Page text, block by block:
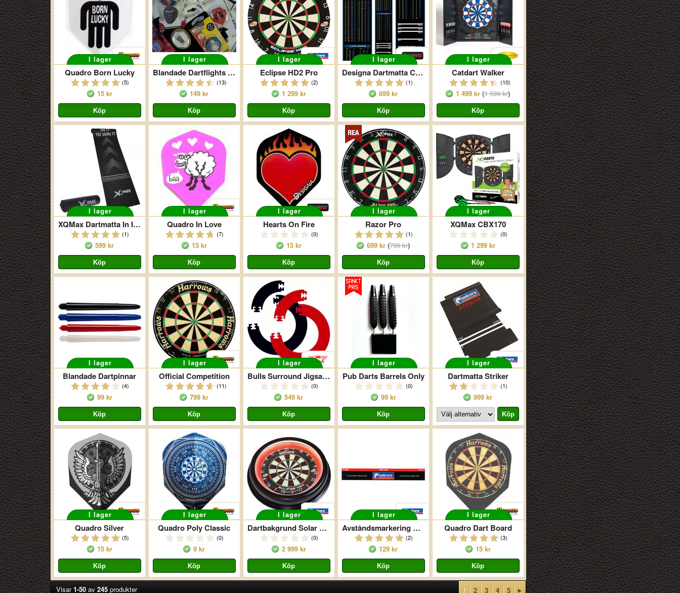
I lager
Quadro Born Lucky
(5)
15 kr
I lager
Blandade Dartflights 10p
(13)
149 kr
I lager
Eclipse HD2 Pro
(2)
1 299 kr
I lager
Designa Dartmatta Checkouts Blå
(1)
699 kr
I lager
Catdart Walker
(10)
1 499 kr (1 599 kr)
I lager
XQMax Dartmatta In It To Win It
(1)
599 kr
I lager
Quadro In Love
(7)
15 kr
I lager
Hearts On Fire
(0)
15 kr
I lager
Razor Pro
(1)
699 kr (799 kr)
I lager
XQMax CBX170
(0)
1 299 kr
I lager
Blandade Dartpinnar
(4)
99 kr
I lager
Official Competition
(11)
799 kr
I lager
Bulls Surround Jigsaw Svart
(0)
549 kr
I lager
Pub Darts Barrels Only
(0)
99 kr
I lager
Dartmatta Striker
(1)
999 kr
I lager
Quadro Silver
(5)
15 kr
I lager
Quadro Poly Classic
(0)
9 kr
I lager
Dartbakgrund Solar Pro
(0)
2 999 kr
I lager
Avståndsmarkering Professional
(2)
129 kr
I lager
Quadro Dart Board
(3)
15 kr
Visar1-50av 245produkter 1 2 3 4 5 ►